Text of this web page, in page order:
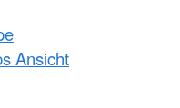
Ansicht